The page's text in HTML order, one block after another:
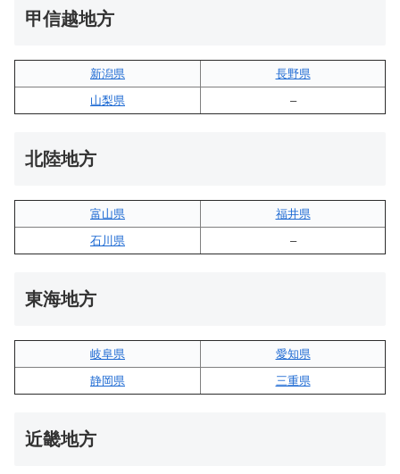
甲信越地方
新潟県
長野県
山梨県
–
北陸地方
富山県
福井県
石川県
–
東海地方
岐阜県
愛知県
静岡県
三重県
近畿地方